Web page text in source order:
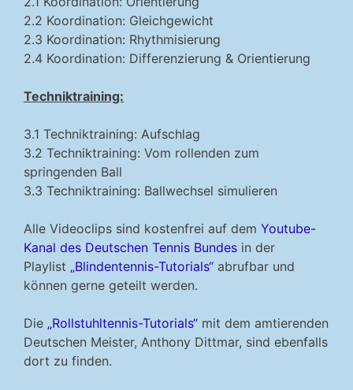
2.2 Koordination: Gleichgewicht
2.3 Koordination: Rhythmisierung
2.4 Koordination: Differenzierung & Orientierung
Techniktraining:
3.1 Techniktraining: Aufschlag
3.2 Techniktraining: Vom rollenden zum
springenden Ball
3.3 Techniktraining: Ballwechsel simulieren
Alle Videoclips sind kostenfrei auf dem Youtube-
Kanal des Deutschen Tennis Bundes in der
Playlist „Blindentennis-Tutorials“ abrufbar und
können gerne geteilt werden.
Die „Rollstuhltennis-Tutorials“ mit dem amtierenden
Deutschen Meister, Anthony Dittmar, sind ebenfalls
dort zu finden.